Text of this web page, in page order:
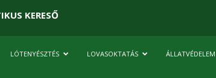
KERESŐ
LÓTENYÉSZTÉS LOVASOKTATÁS ÁLLATVÉDELEM